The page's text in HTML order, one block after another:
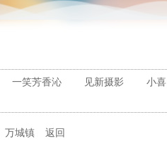
一笑芳香沁 见新摄影 小喜
万城镇 返回